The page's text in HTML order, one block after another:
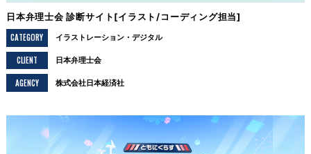
日本弁理士会 診断サイト[イラスト/コーディング担当]
CATEGORY
イラストレーション デジタル
CLIENT 日本弁理士会
AGENCY 株式会社日本経済社